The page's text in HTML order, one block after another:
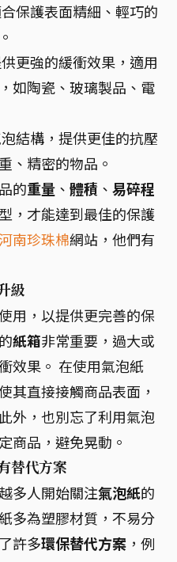
保護表面精細、輕巧的
更強的緩衝效果，適用
如陶瓷、玻璃製品、電
結構，提供更佳的抗壓
、精密的物品。
的重量 、 體積 、 易碎程
，才能達到最佳的保護
南珍珠棉網站，他們有
級
用，以提供更完善的保
紙箱非常重要，過大或
效果。 在使用氣泡紙
其直接接觸商品表面，
外，也別忘了利用氣泡
商品，避免晃動。
替代方案
多人開始關注氣泡紙的
多為塑膠材質，不易分
許多環保替代方案 ，例